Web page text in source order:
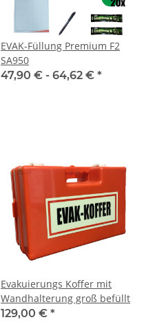
EVAK-Füllung Premium F2
SA950
47,90 € - 64,62 € *
Evakuierungs Koffer mit
Wandhalterung groß befüllt
129,00 € *